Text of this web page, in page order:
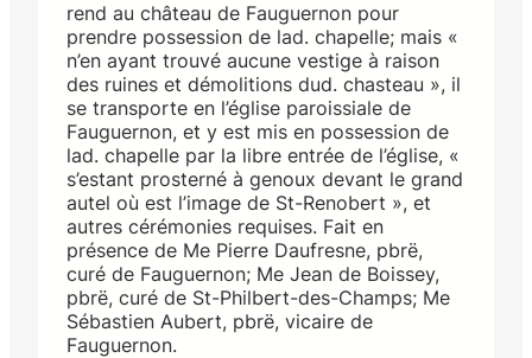
rend au château de Fauguernon pour
prendre possession de lad. chapelle; mais «
n’en ayant trouvé aucune vestige à raison
des ruines et démolitions dud. chasteau », il
se transporte en l’église paroissiale de
Fauguernon, et y est mis en possession de
lad. chapelle par la libre entrée de l’église, «
s’estant prosterné à genoux devant le grand
autel où est l’image de St-Renobert », et
autres cérémonies requises. Fait en
présence de Me Pierre Daufresne, pbrë,
curé de Fauguernon; Me Jean de Boissey,
pbrë, curé de St-Philbert-des-Champs; Me
Sébastien Aubert, pbrë, vicaire de
Fauguernon.